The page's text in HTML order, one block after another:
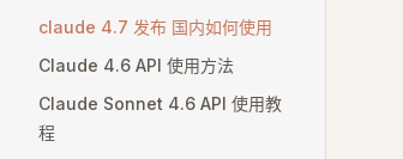
claude 4.7 发布 国内如何使用
Claude 4.6 API 使用方法
Claude Sonnet 4.6 API 使用教
程